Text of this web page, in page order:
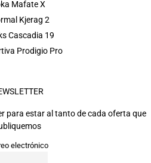
Mafate X
Kjerag 2
Cascadia 19
Prodigio Pro
para estar al tanto de cada oferta que
electrónico